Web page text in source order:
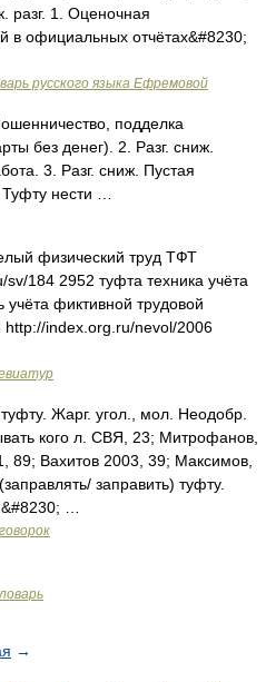
разг. 1. Оценочная
в официальных отчётах&#8230;
русского языка Ефремовой
подделка
без денег). 2. Разг. сниж.
3. Разг. сниж. Пустая
нести …
физический труд ТФТ
184 2952 туфта техника учёта
учёта фиктивной трудовой
http://index.org.ru/nevol/2006
Жарг. угол., мол. Неодобр.
кого л. СВЯ, 23; Митрофанов,
89; Вахитов 2003, 39; Максимов,
заправить) туфту.
…
→